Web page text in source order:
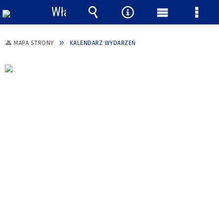
MAPA STRONY KALENDARZ WYDARZEŃ
Włącz
powiadomienia
Wyszukiwarka
Narzędzia
Menu Menu